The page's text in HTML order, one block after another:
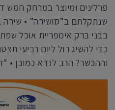
פרלינים ומיוצר במרחק חמש
בבני ברק אימפריית אוכל
כדי להשיג רול ליום רביעי
וההכשר? הרב לנדא כמובן •